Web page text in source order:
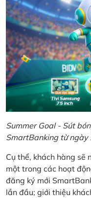
Summer Goal - Sút
SmartBanking từ
Cụ thể, khách hàng sẽ
một trong các hoạt
đăng ký mới
lần đầu; giới thiệu